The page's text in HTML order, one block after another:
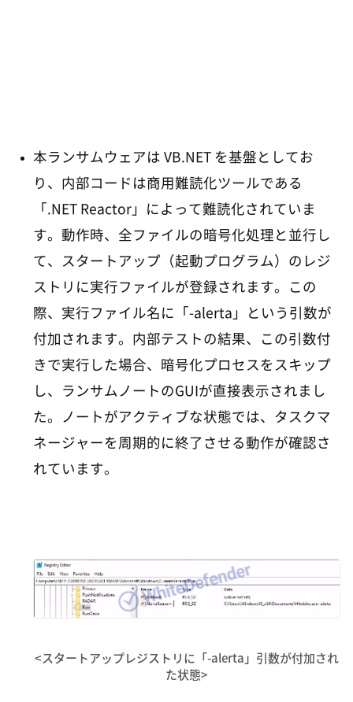
本ランサムウェアは VB.NET を基盤としてお
り、内部コードは商用難読化ツールである
「.NET Reactor」によって難読化されていま
す。動作時、全ファイルの暗号化処理と並行し
て、スタートアップ（起動プログラム）のレジ
ストリに実行ファイルが登録されます。この
際、実行ファイル名に「-alerta」という引数が
付加されます。内部テストの結果、この引数付
きで実行した場合、暗号化プロセスをスキップ
し、ランサムノートのGUIが直接表示されまし
た。ノートがアクティブな状態では、タスクマ
ネージャーを周期的に終了させる動作が確認さ
れています。
<スタートアップレジストリに「-alerta」引数が付加され
た状態>